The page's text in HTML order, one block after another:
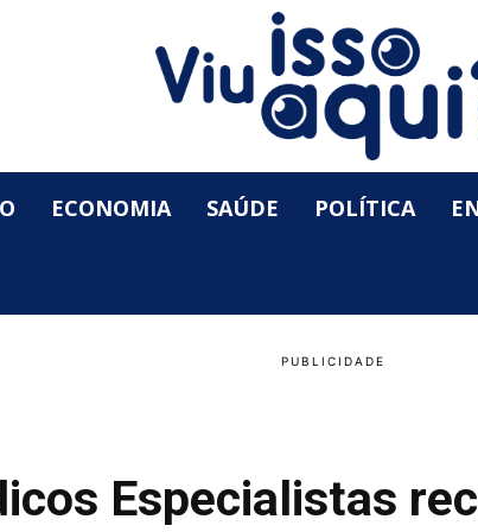
ECONOMIA SAÚDE POLÍTICA
Especialistas